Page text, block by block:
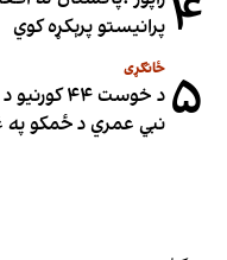
۴ پرانیستو پرېکړه کوي
۵ ځانګړی
د خوست ۴۴
نبي عمري د ځمکو